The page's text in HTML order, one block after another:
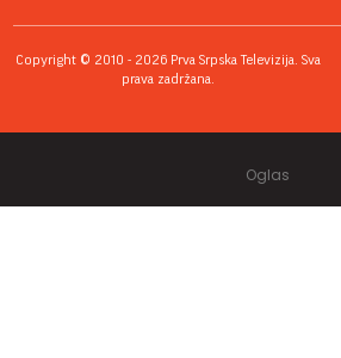
Copyright © 2010 - 2026 Prva Srpska Televizija. Sva
prava zadržana.